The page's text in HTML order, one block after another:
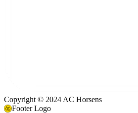
Copyright © 2024 AC Horsens
Footer Logo